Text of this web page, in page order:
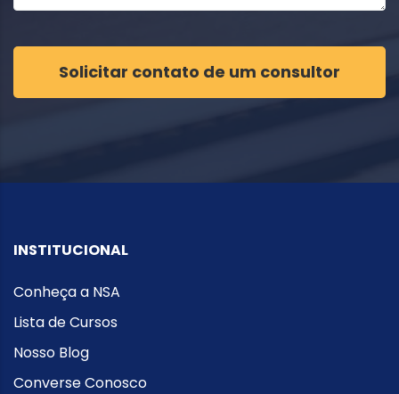
Solicitar contato de um consultor
INSTITUCIONAL
Conheça a NSA
Lista de Cursos
Nosso Blog
Converse Conosco